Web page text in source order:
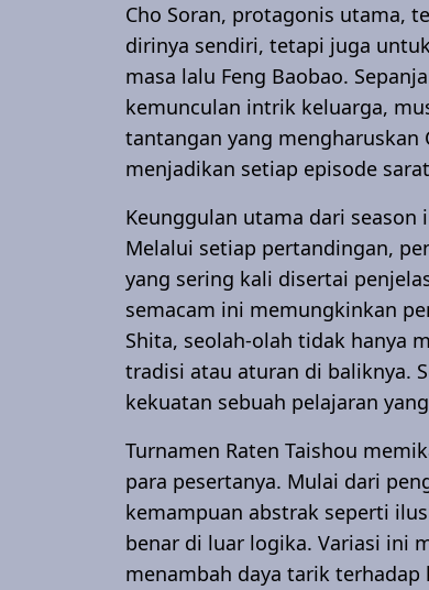
Cho Soran, protagonis utama,
dirinya sendiri, tetapi juga
masa lalu Feng Baobao.
kemunculan intrik keluarga,
tantangan yang mengharuskan
menjadikan setiap episode
Keunggulan utama dari season
Melalui setiap pertandingan,
yang sering kali disertai
semacam ini memungkinkan
Shita, seolah-olah tidak hanya
tradisi atau aturan di baliknya.
kekuatan sebuah pelajaran
Turnamen Raten Taishou
para pesertanya. Mulai dari
kemampuan abstrak seperti
benar di luar logika. Variasi ini
menambah daya tarik